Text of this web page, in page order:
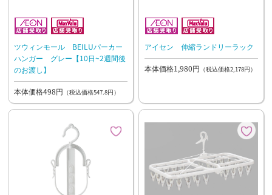
ツウィンモール BEILUパーカー
ハンガー グレー【10日~2週間後
のお渡し】
本体価格498円 （税込価格547.8円）
アイセン 伸縮ランドリーラック
本体価格1,980円 （税込価格2,178円）